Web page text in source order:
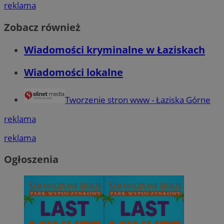
reklama
Zobacz również
Wiadomości kryminalne w Łaziskach
Wiadomości lokalne
Tworzenie stron www - Łaziska Górne
reklama
reklama
Ogłoszenia